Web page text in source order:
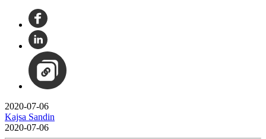
2020-07-06
Kajsa Sandin
2020-07-06